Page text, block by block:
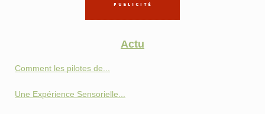
Actu
Comment les pilotes de...
Une Expérience Sensorielle...